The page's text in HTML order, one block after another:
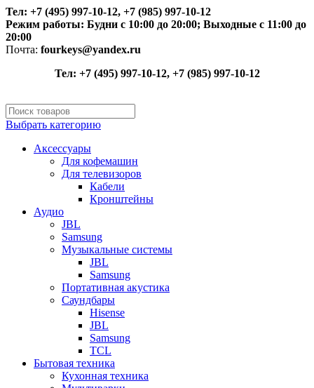
Тел: +7 (495) 997-10-12, +7 (985) 997-10-12
Режим работы: Будни с 10:00 до 20:00; Выходные с 11:00 до
20:00
Почта: fourkeys@yandex.ru
Тел: +7 (495) 997-10-12, +7 (985) 997-10-12
Выбрать категорию
Аксессуары
Для кофемашин
Для телевизоров
Кабели
Кронштейны
Аудио
JBL
Samsung
Музыкальные системы
JBL
Samsung
Портативная акустика
Саундбары
Hisense
JBL
Samsung
TCL
Бытовая техника
Кухонная техника